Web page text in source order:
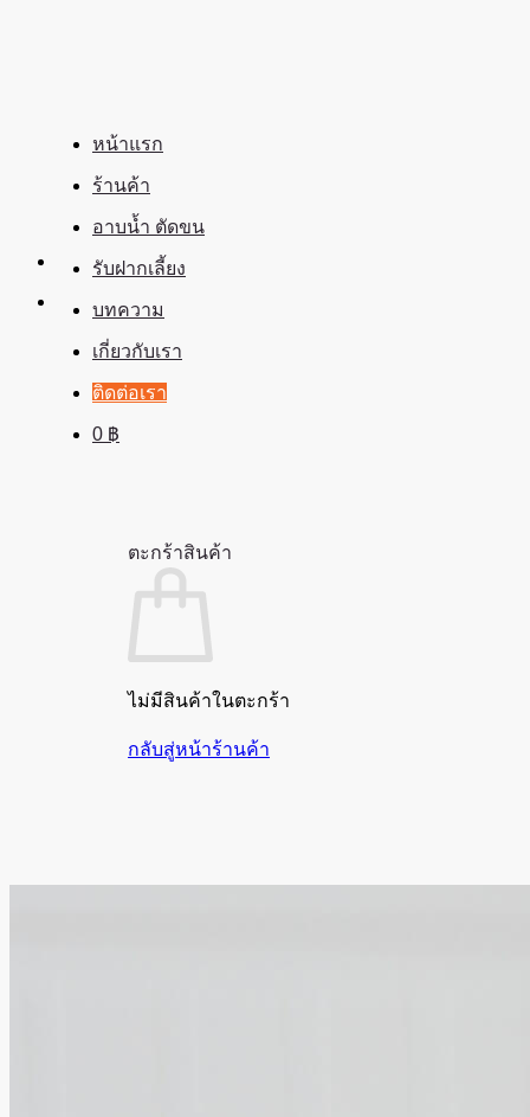
หน้าแรก
ร้านค้า
อาบน้ำ ตัดขน
รับฝากเลี้ยง
บทความ
เกี่ยวกับเรา
ติดต่อเรา
0 ฿
ตะกร้าสินค้า
ไม่มีสินค้าในตะกร้า
กลับสู่หน้าร้านค้า